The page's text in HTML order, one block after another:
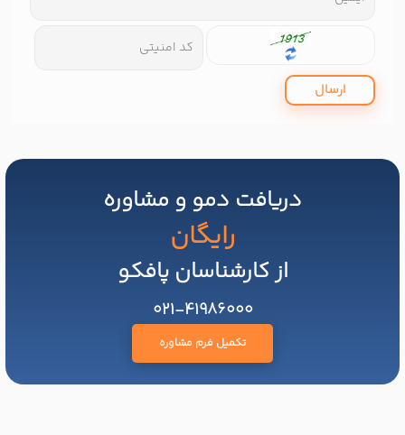
ارسال
دریافت دمو و مشاوره
رایگان
از کارشناسان پافکو
021-41986000
تکمیل فرم مشاوره